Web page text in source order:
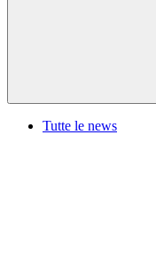
Tutte le news